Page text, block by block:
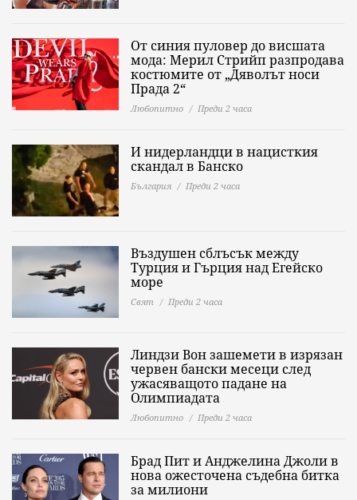
От синия пуловер до висшата
мода: Мерил Стрийп разпродава
костюмите от „Дяволът носи
Прада 2“
Любопитно Преди 2 часа
И нидерландци в нацисткия
скандал в Банско
България Преди 2 часа
Въздушен сблъсък между
Турция и Гърция над Егейско
море
Свят Преди 2 часа
Линдзи Вон зашемети в изрязан
червен бански месеци след
ужасяващото падане на
Олимпиадата
Любопитно Преди 2 часа
Брад Пит и Анджелина Джоли в
нова ожесточена съдебна битка
за милиони